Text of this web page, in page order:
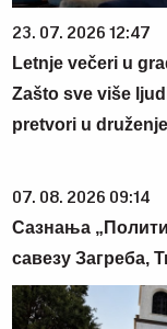
23. 07. 2026 12:47
Letnje večeri u
Zašto sve više
pretvori u druženje
07. 08. 2026 09:14
Сазнања
савезу Загреба,